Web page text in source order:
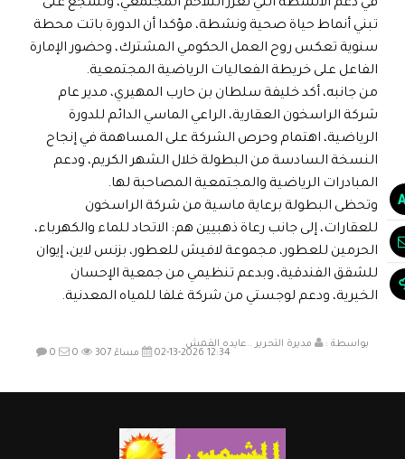
في دعم الأنشطة التي تعزز التلاحم المجتمعي، وتشجع على
تبني أنماط حياة صحية ونشطة، مؤكدا أن الدورة باتت محطة
سنوية تعكس روح العمل الحكومي المشترك، وحضور الإمارة
الفاعل على خريطة الفعاليات الرياضية المجتمعية.
من جانبه، أكد خليفة سلطان بن حارب المهيري، مدير عام
شركة الراسخون العقارية، الراعي الماسي الدائم للدورة
الرياضية، اهتمام وحرص الشركة على المساهمة في إنجاح
النسخة السادسة من البطولة خلال الشهر الكريم، ودعم
المبادرات الرياضية والمجتمعية المصاحبة لها.
وتحظى البطولة برعاية ماسية من شركة الراسخون
للعقارات، إلى جانب رعاة ذهبيين هم: الاتحاد للماء والكهرباء،
الحرمين للعطور، مجموعة لافيش للعطور، بزنس لاين، إيوان
للشقق الفندقية، وبدعم تنظيمي من جمعية الإحسان
الخيرية، ودعم لوجستي من شركة غلفا للمياه المعدنية.
بواسطة :
مديرة التحرير ..عايده القمش
02-13-2026 12:34 مساءً
0 0 307